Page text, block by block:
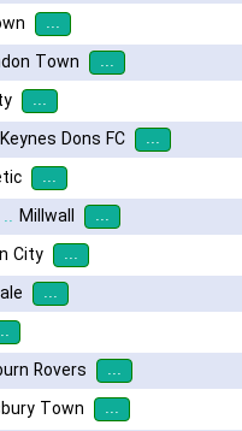
...
Town ...
...
Dons FC ...
...
.. Millwall ...
City ...
...
Rovers ...
Town ...